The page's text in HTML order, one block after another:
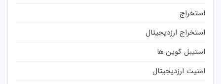
استخراج
استخراج ارزدیجیتال
استیبل کوین ها
امنیت ارزدیجیتال